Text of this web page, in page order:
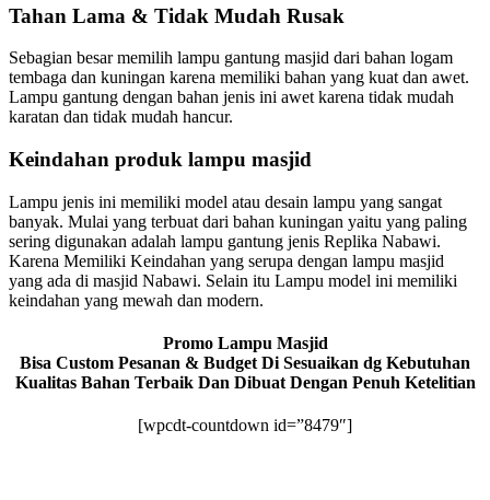
Tahan Lama & Tidak Mudah Rusak
Sebagian besar memilih lampu gantung masjid dari bahan logam
tembaga dan kuningan karena memiliki bahan yang kuat dan awet.
Lampu gantung dengan bahan jenis ini awet karena tidak mudah
karatan dan tidak mudah hancur.
Keindahan produk lampu masjid
Lampu jenis ini memiliki model atau desain lampu yang sangat
banyak. Mulai yang terbuat dari bahan kuningan yaitu yang paling
sering digunakan adalah lampu gantung jenis Replika Nabawi.
Karena Memiliki Keindahan yang serupa dengan lampu masjid
yang ada di masjid Nabawi. Selain itu Lampu model ini memiliki
keindahan yang mewah dan modern.
Promo Lampu Masjid
Bisa Custom Pesanan & Budget Di Sesuaikan dg Kebutuhan
Kualitas Bahan Terbaik Dan Dibuat Dengan Penuh Ketelitian
[wpcdt-countdown id=”8479″]